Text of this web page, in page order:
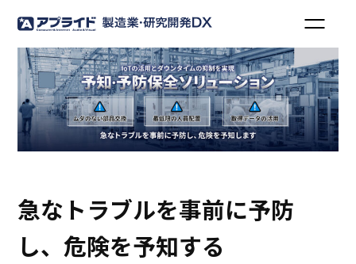
急なトラブルを事前に予防
し、危険を予知する